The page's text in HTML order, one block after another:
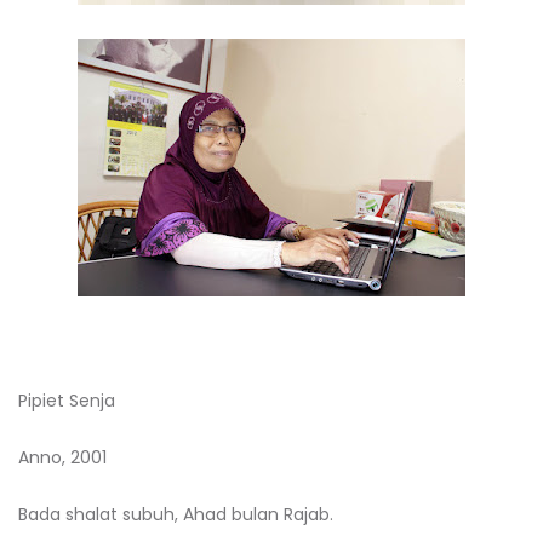
Pipiet Senja
Anno, 2001
Bada shalat subuh, Ahad bulan Rajab.